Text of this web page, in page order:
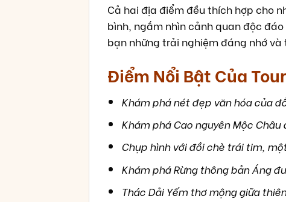
Cả hai địa điểm đều thích hợp cho
bình, ngắm nhìn cảnh quan độc
bạn những trải nghiệm đáng nhớ và
Điểm Nổi Bật Của
Khám phá nét đẹp văn hóa của
Khám phá Cao nguyên Mộc
Chụp hình với đồi chè trái tim,
Khám phá Rừng thông bản Áng
Thác Dải Yếm thơ mộng giữa